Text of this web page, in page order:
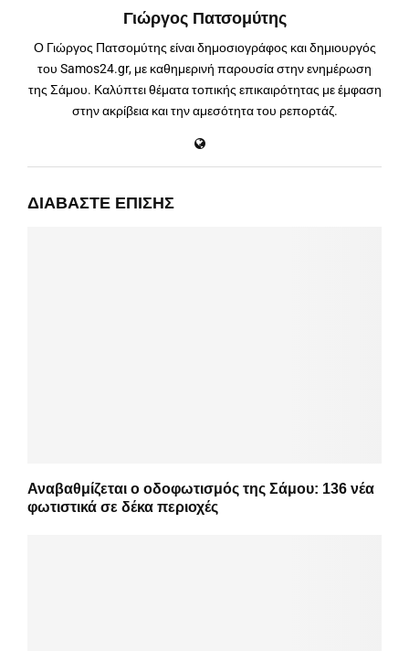
Γιώργος Πατσομύτης
Ο Γιώργος Πατσομύτης είναι δημοσιογράφος και δημιουργός
του Samos24.gr, με καθημερινή παρουσία στην ενημέρωση
της Σάμου. Καλύπτει θέματα τοπικής επικαιρότητας με έμφαση
στην ακρίβεια και την αμεσότητα του ρεπορτάζ.
ΔΙΑΒΆΣΤΕ ΕΠΊΣΗΣ
Αναβαθμίζεται ο οδοφωτισμός της Σάμου: 136 νέα
φωτιστικά σε δέκα περιοχές